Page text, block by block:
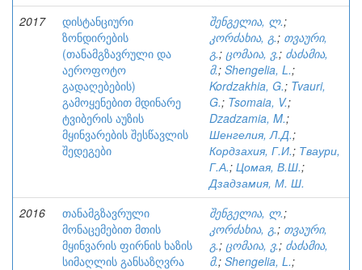
2017
დისტანციური
ზონდირების
(თანამგზავრული და
აეროფოტო
გადაღებების)
გამოყენებით მდინარე
ტვიბერის აუზის
მყინვარების შესწავლის
შედეგები
შენგელია, ლ.;
კორძახია, გ.; თვაური,
გ.; ცომაია, ვ.; ძაძამია,
მ.; Shengelia, L.;
Kordzakhia, G.; Tvauri,
G.; Tsomaia, V.;
Dzadzamia, M.;
Шенгелия, Л.Д.;
Кордзахия, Г.И.; Тваури,
Г.А.; Цомая, В.Ш.;
Дзадзамия, М. Ш.
2016
თანამგზავრული
მონაცემებით მთის
მყინვარის ფირნის ხაზის
სიმაღლის განსაზღვრა
შენგელია, ლ.;
კორძახია, გ.; თვაური,
გ.; ცომაია, ვ.; ძაძამია,
მ.; Shengelia, L.;